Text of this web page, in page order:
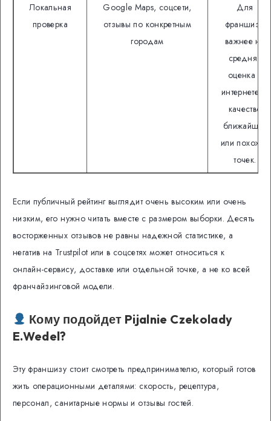
Локальная
проверка
Google Maps, соцсети,
отзывы по конкретным
городам
Для
франшизы
важнее не
средняя
оценка в
интернете, а
качество
ближайших
или похожих
точек.
Если публичный рейтинг выглядит очень высоким или очень
низким, его нужно читать вместе с размером выборки. Десять
восторженных отзывов не равны надежной статистике, а
негатив на Trustpilot или в соцсетях может относиться к
онлайн-сервису, доставке или отдельной точке, а не ко всей
франчайзинговой модели.
Кому подойдет Pijalnie Czekolady
E.Wedel?
Эту франшизу стоит смотреть предпринимателю, который готов
жить операционными деталями: скорость, рецептура,
персонал, санитарные нормы и отзывы гостей.